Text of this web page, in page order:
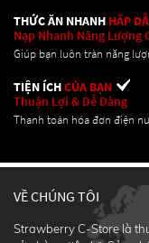
THỨC ĂN NHANH HẤP
Nạp Nhanh Năng Lượng
Giúp bạn luôn tràn năng
TIỆN ÍCHCỦA BẠN
Thuận Lợi & Dễ Dàng
Thanh toán hóa đơn điện
VỀ CHÚNG TÔI
Strawberry C-Store là